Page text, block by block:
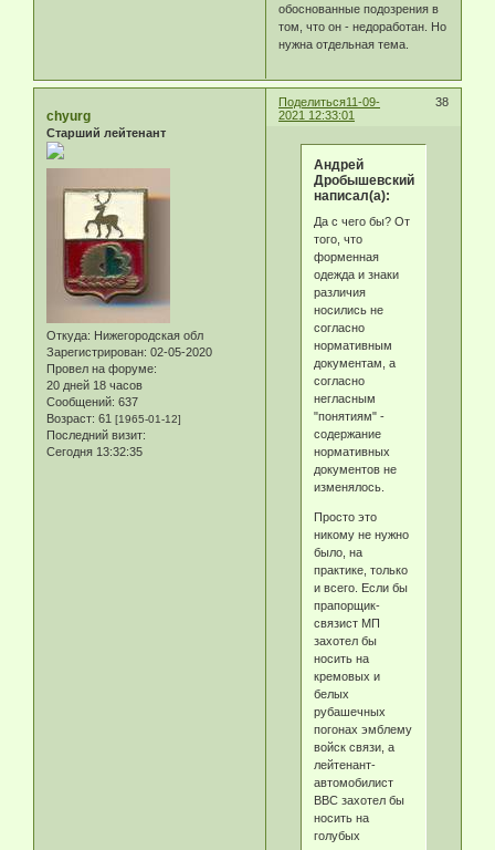
обоснованные подозрения в
том, что он - недоработан. Но
нужна отдельная тема.
Поделиться 38
11-09-
2021 12:33:01
chyurg
Старший лейтенант
Откуда: Нижегородская обл
Зарегистрирован: 02-05-2020
Провел на форуме:
20 дней 18 часов
Сообщений: 637
Возраст: 61 [1965-01-12]
Последний визит:
Сегодня 13:32:35
Андрей
Дробышевский
написал(а):
Да с чего бы? От
того, что
форменная
одежда и знаки
различия
носились не
согласно
нормативным
документам, а
согласно
негласным
"понятиям" -
содержание
нормативных
документов не
изменялось.
Просто это
никому не нужно
было, на
практике, только
и всего. Если бы
прапорщик-
связист МП
захотел бы
носить на
кремовых и
белых
рубашечных
погонах эмблему
войск связи, а
лейтенант-
автомобилист
ВВС захотел бы
носить на
голубых